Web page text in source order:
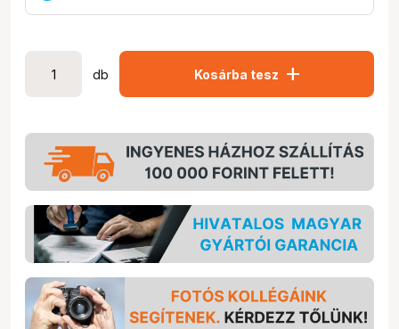
db Kosárba tesz add